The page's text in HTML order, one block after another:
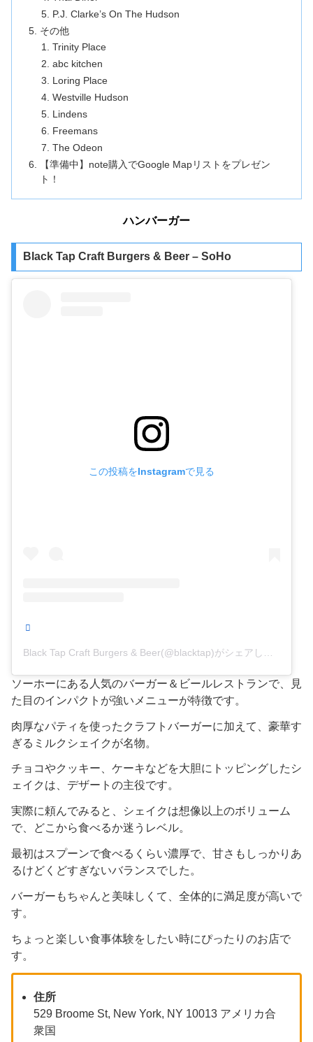
P.J. Clarke’s On The Hudson
その他
Trinity Place
abc kitchen
Loring Place
Westville Hudson
Lindens
Freemans
The Odeon
【準備中】note購入でGoogle Mapリストをプレゼン
ト！
ハンバーガー
Black Tap Craft Burgers & Beer – SoHo
この投稿をInstagramで見る
ソーホーにある人気のバーガー＆ビールレストランで、見
た目のインパクトが強いメニューが特徴です。
肉厚なパティを使ったクラフトバーガーに加えて、豪華す
ぎるミルクシェイクが名物。
チョコやクッキー、ケーキなどを大胆にトッピングしたシ
ェイクは、デザートの主役です。
実際に頼んでみると、シェイクは想像以上のボリューム
で、どこから食べるか迷うレベル。
最初はスプーンで食べるくらい濃厚で、甘さもしっかりあ
るけどくどすぎないバランスでした。
バーガーもちゃんと美味しくて、全体的に満足度が高いで
す。
ちょっと楽しい食事体験をしたい時にぴったりのお店で
す。
住所
529 Broome St, New York, NY 10013 アメリカ合
衆国